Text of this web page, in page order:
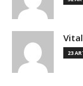
23